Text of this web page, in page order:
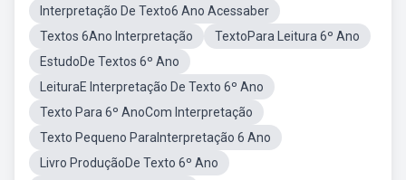
Interpretação De Texto6 Ano Acessaber
Textos 6Ano Interpretação
TextoPara Leitura 6º Ano
EstudoDe Textos 6º Ano
LeituraE Interpretação De Texto 6º Ano
Texto Para 6º AnoCom Interpretação
Texto Pequeno ParaInterpretação 6 Ano
Livro ProduçãoDe Texto 6º Ano